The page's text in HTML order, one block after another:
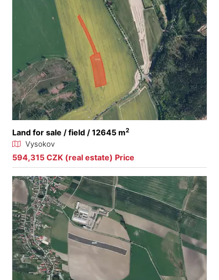
Land for sale / field / 12645 m2
Vysokov
594,315 CZK (real estate) Price